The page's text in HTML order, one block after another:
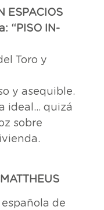
ESPACIOS
“PISO IN-
Toro y
y asequible.
ideal… quizá
sobre
de